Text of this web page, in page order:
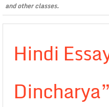
and other classes.
Hindi